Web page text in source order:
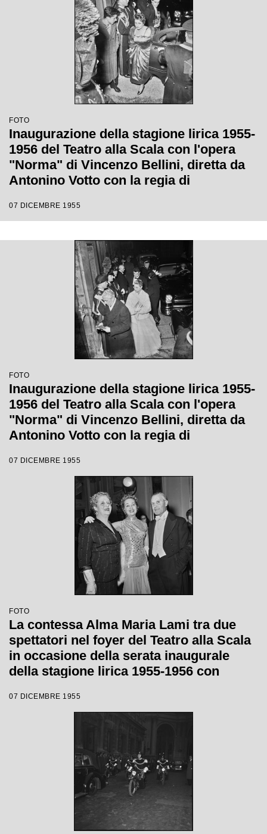
FOTO
Inaugurazione della stagione lirica 1955-
1956 del Teatro alla Scala con l'opera
"Norma" di Vincenzo Bellini, diretta da
Antonino Votto con la regia di
07 DICEMBRE 1955
FOTO
Inaugurazione della stagione lirica 1955-
1956 del Teatro alla Scala con l'opera
"Norma" di Vincenzo Bellini, diretta da
Antonino Votto con la regia di
07 DICEMBRE 1955
FOTO
La contessa Alma Maria Lami tra due
spettatori nel foyer del Teatro alla Scala
in occasione della serata inaugurale
della stagione lirica 1955-1956 con
diretta da Antonino Votto, con la regia di
Margherita Wallmann
07 DICEMBRE 1955